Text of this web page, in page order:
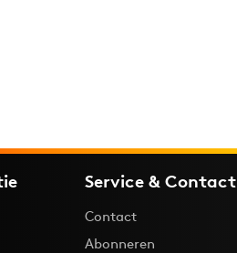
Service & Contact
Contact
Abonneren